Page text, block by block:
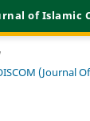
of
(Journal